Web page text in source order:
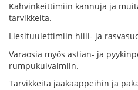
Kahvinkeittimiin kannuja ja
tarvikkeita.
Liesituulettimiin hiili- ja
Varaosia myös astian- ja
rumpukuivaimiin.
Tarvikkeita jääkaappeihin ja